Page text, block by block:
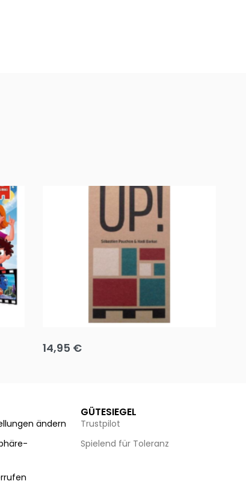
Team up
14,95 €
ändern
GÜTESIEGEL
Trustpilot
Spielend für Toleranz